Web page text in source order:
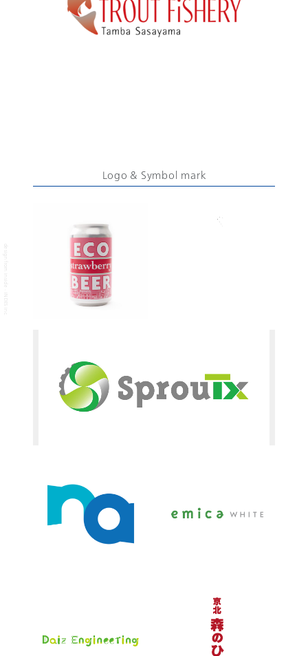
design from inside - INDES inc.
Logo & Symbol mark